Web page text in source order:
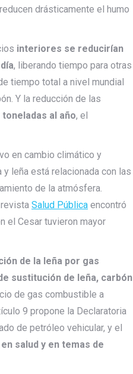
drásticamente el humo
interiores se reducirían
, liberando tiempo para otras
tiempo total a nivel mundial
Y la reducción de las
al año, el
en cambio climático y
leña está relacionada con las
de la atmósfera.
Salud Pública encontró
el Cesar tuvieron mayor
de la leña por gas
sustitución de leña, carbón
de gas combustible a
9 propone la Declaratoria
de petróleo vehicular, y el
salud y en temas de